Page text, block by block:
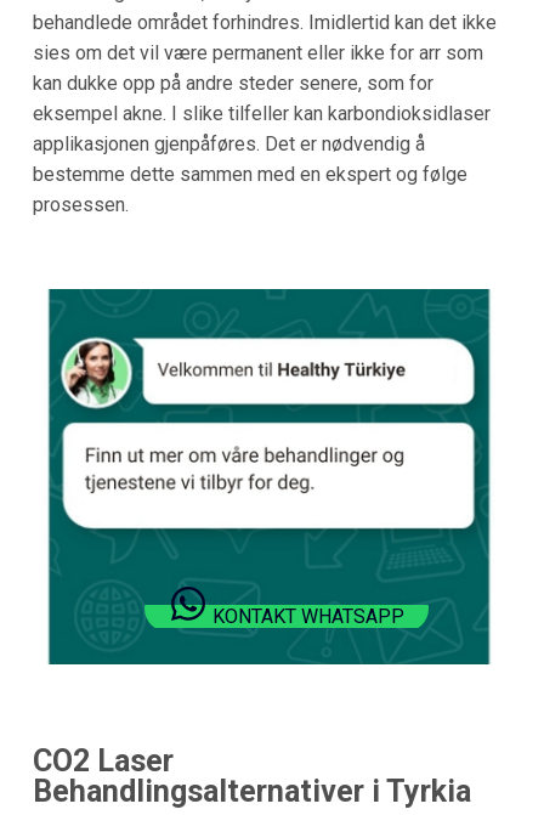
behandlede området forhindres. Imidlertid kan det ikke
sies om det vil være permanent eller ikke for arr som
kan dukke opp på andre steder senere, som for
eksempel akne. I slike tilfeller kan karbondioksidlaser
applikasjonen gjenpåføres. Det er nødvendig å
bestemme dette sammen med en ekspert og følge
prosessen.
KONTAKT WHATSAPP
CO2 Laser
Behandlingsalternativer i Tyrkia